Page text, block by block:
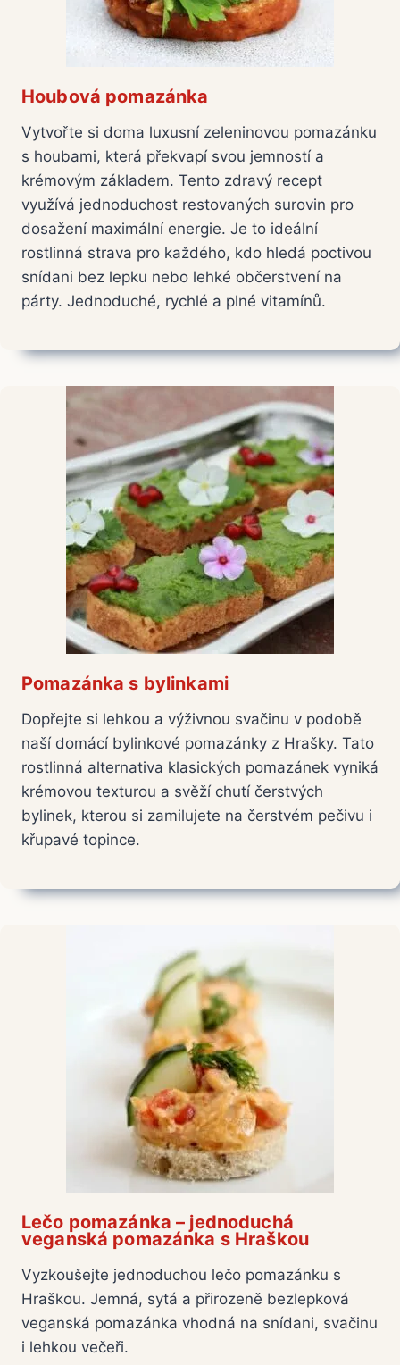
Houbová pomazánka
Vytvořte si doma luxusní zeleninovou pomazánku
s houbami, která překvapí svou jemností a
krémovým základem. Tento zdravý recept
využívá jednoduchost restovaných surovin pro
dosažení maximální energie. Je to ideální
rostlinná strava pro každého, kdo hledá poctivou
snídani bez lepku nebo lehké občerstvení na
párty. Jednoduché, rychlé a plné vitamínů.
Pomazánka s bylinkami
Dopřejte si lehkou a výživnou svačinu v podobě
naší domácí bylinkové pomazánky z Hrašky. Tato
rostlinná alternativa klasických pomazánek vyniká
krémovou texturou a svěží chutí čerstvých
bylinek, kterou si zamilujete na čerstvém pečivu i
křupavé topince.
Lečo pomazánka – jednoduchá
veganská pomazánka s Hraškou
Vyzkoušejte jednoduchou lečo pomazánku s
Hraškou. Jemná, sytá a přirozeně bezlepková
veganská pomazánka vhodná na snídani, svačinu
i lehkou večeři.